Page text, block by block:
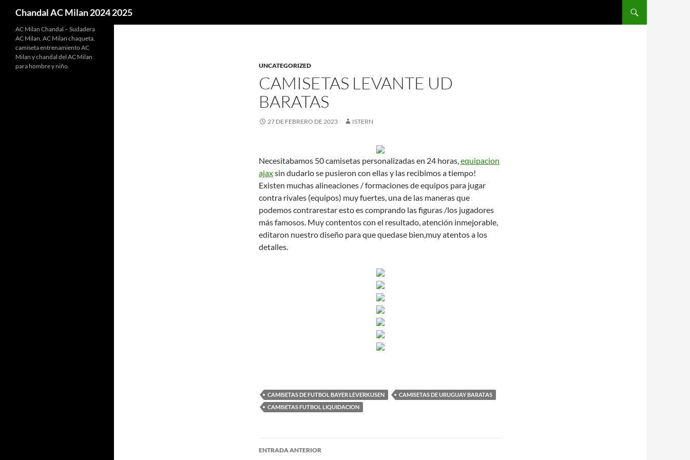
Chandal AC Milan 2024 2025
UNCATEGORIZED
CAMISETAS LEVANTE UD
BARATAS
27 DE FEBRERO DE 2023 ISTERN
Necesitabamos 50 camisetas personalizadas en 24 horas,equipacion
ajaxsin dudarlo se pusieron con ellas y las recibimos a tiempo!
Existen muchas alineaciones / formaciones de equipos para jugar
contra rivales (equipos) muy fuertes, una de las maneras que
podemos contrarestar esto es comprando las figuras /los jugadores
más famosos. Muy contentos con el resultado, atención inmejorable,
editaron nuestro diseño para que quedase bien,muy atentos a los
detalles.
CAMISETAS DE FUTBOL BAYER LEVERKUSEN
CAMISETAS DE URUGUAY BARATAS
CAMISETAS FUTBOL LIQUIDACION
Navegación
ENTRADA ANTERIOR
AC Milan Chandal – Sudadera
AC Milan, AC Milan chaqueta,
camiseta entrenamiento AC
Milan y chandal del AC Milan
para hombre y niño.